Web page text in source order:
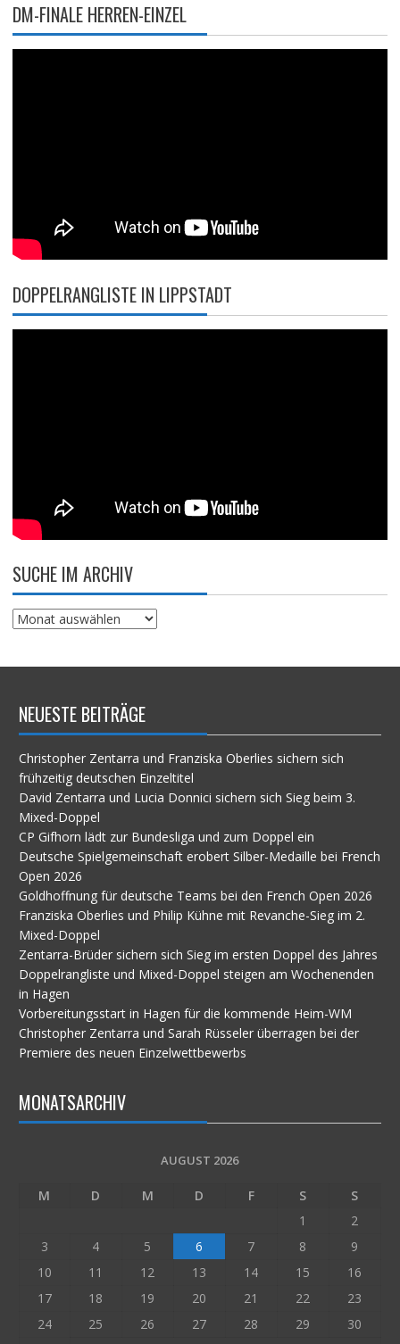
DM-FINALE HERREN-EINZEL
DOPPELRANGLISTE IN LIPPSTADT
SUCHE IM ARCHIV
Suche
NEUESTE BEITRÄGE
Christopher Zentarra und Franziska Oberlies sichern sich
frühzeitig deutschen Einzeltitel
David Zentarra und Lucia Donnici sichern sich Sieg beim 3.
Mixed-Doppel
CP Gifhorn lädt zur Bundesliga und zum Doppel ein
Deutsche Spielgemeinschaft erobert Silber-Medaille bei French
Open 2026
Goldhoffnung für deutsche Teams bei den French Open 2026
Franziska Oberlies und Philip Kühne mit Revanche-Sieg im 2.
Mixed-Doppel
Zentarra-Brüder sichern sich Sieg im ersten Doppel des Jahres
Doppelrangliste und Mixed-Doppel steigen am Wochenenden
in Hagen
Vorbereitungsstart in Hagen für die kommende Heim-WM
Christopher Zentarra und Sarah Rüsseler überragen bei der
Premiere des neuen Einzelwettbewerbs
MONATSARCHIV
AUGUST 2026
M D M D F S
S
1
2
3
4 5 6 7 8
9
10
11 12 13 14 15
16
17
18 19 20 21 22
23
24
25 26 27 28 29
30